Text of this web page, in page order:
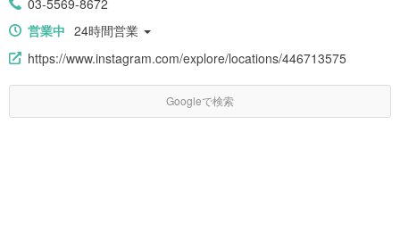
営業中 24時間営業
https://www.instagram.com/explore/locations/446713575
Googleで検索